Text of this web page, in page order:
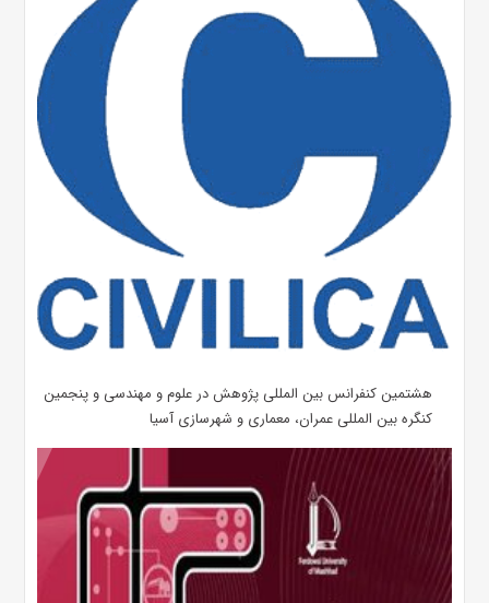
هشتمین کنفرانس بین المللی پژوهش در علوم و مهندسی و پنجمین
کنگره بین المللی عمران، معماری و شهرسازی آسیا